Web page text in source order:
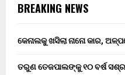
BREAKING NEWS
କେନାଲକୁ ଖସିଲା ନାନୋ କାର,
ତରୁଣ ତେଜପାଲଙ୍କୁ ୧୦ ବର୍ଷ